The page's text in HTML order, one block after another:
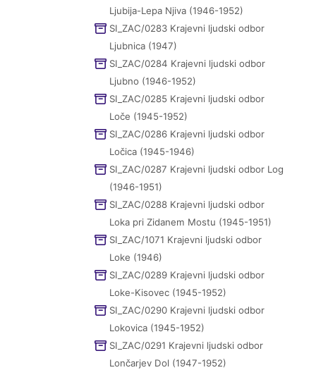
Ljubija-Lepa Njiva (1946-1952)
SI_ZAC/0283 Krajevni ljudski odbor
Ljubnica (1947)
SI_ZAC/0284 Krajevni ljudski odbor
Ljubno (1946-1952)
SI_ZAC/0285 Krajevni ljudski odbor
Loče (1945-1952)
SI_ZAC/0286 Krajevni ljudski odbor
Ločica (1945-1946)
SI_ZAC/0287 Krajevni ljudski odbor Log
(1946-1951)
SI_ZAC/0288 Krajevni ljudski odbor
Loka pri Zidanem Mostu (1945-1951)
SI_ZAC/1071 Krajevni ljudski odbor
Loke (1946)
SI_ZAC/0289 Krajevni ljudski odbor
Loke-Kisovec (1945-1952)
SI_ZAC/0290 Krajevni ljudski odbor
Lokovica (1945-1952)
SI_ZAC/0291 Krajevni ljudski odbor
Lončarjev Dol (1947-1952)